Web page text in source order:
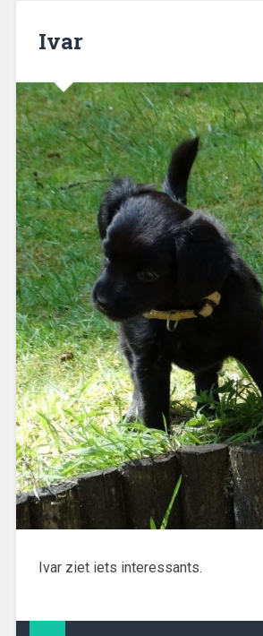
Ivar
Ivar ziet iets interessants.